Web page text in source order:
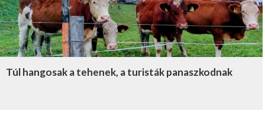
Túl hangosak a tehenek, a turisták panaszkodnak